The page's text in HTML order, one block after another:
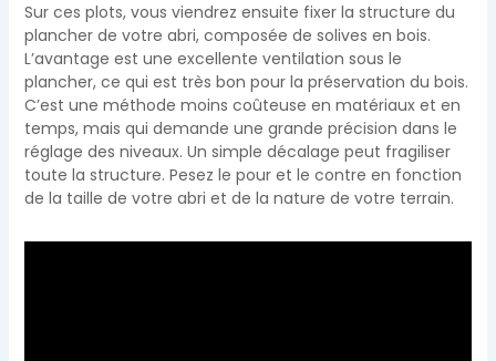
Sur ces plots, vous viendrez ensuite fixer la structure du
plancher de votre abri, composée de solives en bois.
L’avantage est une excellente ventilation sous le
plancher, ce qui est très bon pour la préservation du bois.
C’est une méthode moins coûteuse en matériaux et en
temps, mais qui demande une grande précision dans le
réglage des niveaux. Un simple décalage peut fragiliser
toute la structure. Pesez le pour et le contre en fonction
de la taille de votre abri et de la nature de votre terrain.